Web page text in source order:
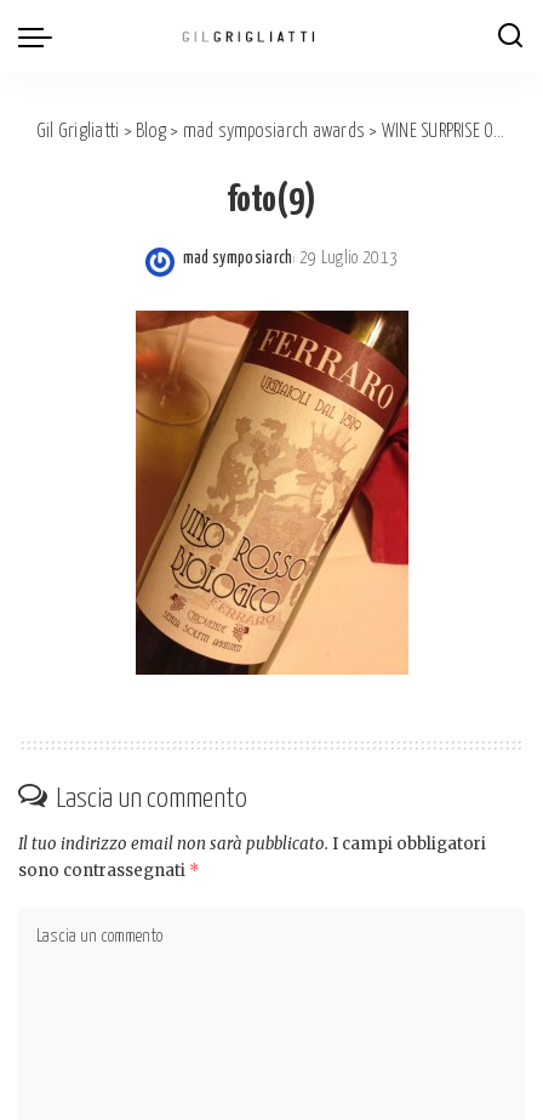
Gil Grigliatti > Blog > mad symposiarch awards > WINE SURPRISE OF THE YEAR: RUCHÈ CHIOVENDE, FERRARO.
foto(9)
Posted
mad symposiarch 29 Luglio 2013
Lascia un commento
Il tuo indirizzo email non sarà pubblicato. I campi obbligatori
sono contrassegnati *